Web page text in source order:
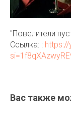
"Повелители
Ссылка: :
Вас также